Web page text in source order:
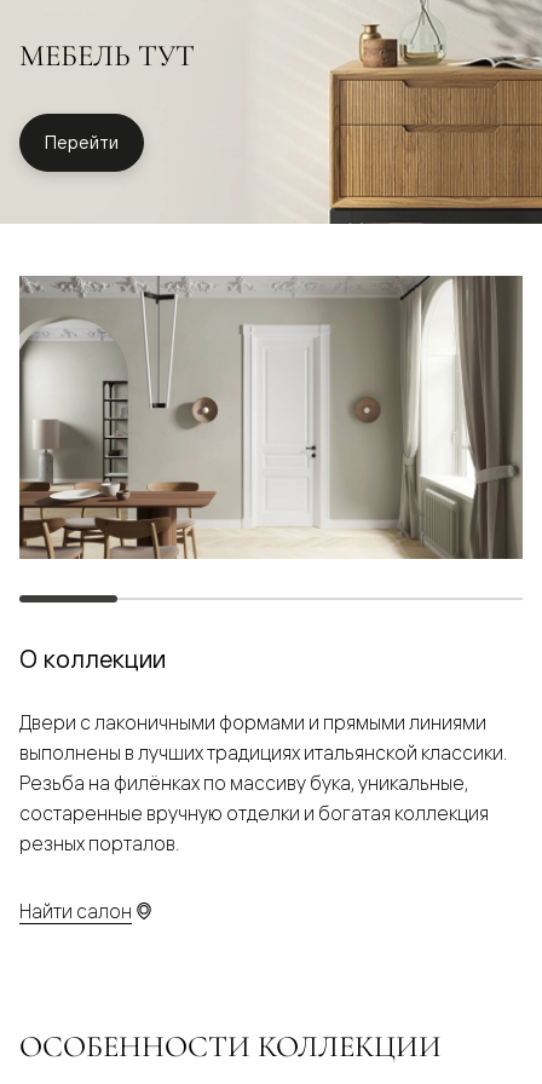
МЕБЕЛЬ ТУТ
Перейти
О коллекции
Двери с лаконичными формами и прямыми линиями
выполнены в лучших традициях итальянской классики.
Резьба на филёнках по массиву бука, уникальные,
состаренные вручную отделки и богатая коллекция
резных порталов.
Найти салон
ОСОБЕННОСТИ КОЛЛЕКЦИИ